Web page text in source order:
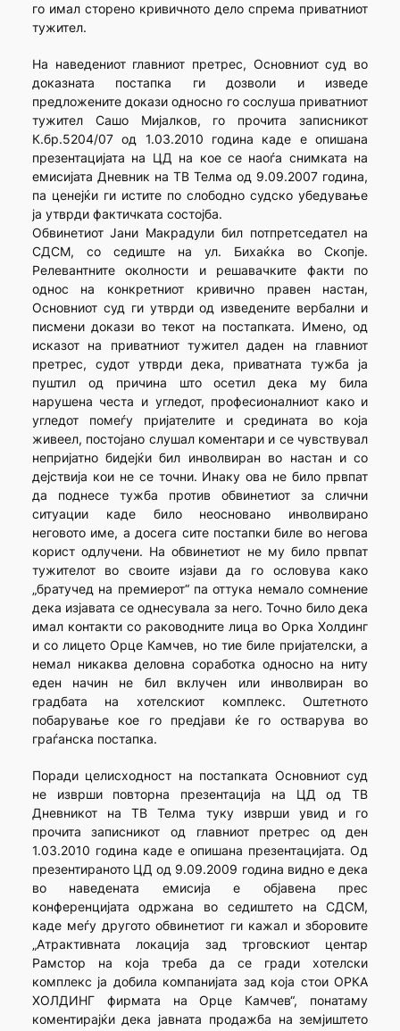
го имал сторено кривичното дело спрема приватниот
тужител.
На наведениот главниот претрес, Основниот суд во
доказната постапка ги дозволи и изведе
предложените докази односно го сослуша приватниот
тужител Сашо Мијалков, го прочита записникот
К.бр.5204/07 од 1.03.2010 година каде е опишана
презентацијата на ЦД на кое се наоѓа снимката на
емисијата Дневник на ТВ Телма од 9.09.2007 година,
па ценејќи ги истите по слободно судско убедување
ја утврди фактичката состојба.
Обвинетиот Јани Макрадули бил потпретседател на
СДСМ, со седиште на ул. Бихаќка во Скопје.
Релевантните околности и решавачките факти по
однос на конкретниот кривично правен настан,
Основниот суд ги утврди од изведените вербални и
писмени докази во текот на постапката. Имено, од
исказот на приватниот тужител даден на главниот
претрес, судот утврди дека, приватната тужба ја
пуштил од причина што осетил дека му била
нарушена честа и угледот, професионалниот како и
угледот помеѓу пријателите и средината во која
живеел, постојано слушал коментари и се чувствувал
непријатно бидејќи бил инволвиран во настан и со
дејствија кои не се точни. Инаку ова не било првпат
да поднесе тужба против обвинетиот за слични
ситуации каде било неосновано инволвирано
неговото име, а досега сите постапки биле во негова
корист одлучени. На обвинетиот не му било првпат
тужителот во своите изјави да го ословува како
„братучед на премиерот“ па оттука немало сомнение
дека изјавата се однесувала за него. Точно било дека
имал контакти со раководните лица во Орка Холдинг
и со лицето Орце Камчев, но тие биле пријателски, а
немал никаква деловна соработка односно на ниту
еден начин не бил вклучен или инволвиран во
градбата на хотелскиот комплекс. Оштетното
побарување кое го предјави ќе го остварува во
граѓанска постапка.
Поради целисходност на постапката Основниот суд
не изврши повторна презентација на ЦД од ТВ
Дневникот на ТВ Телма туку изврши увид и го
прочита записникот од главниот претрес од ден
1.03.2010 година каде е опишана презентацијата. Од
презентираното ЦД од 9.09.2009 година видно е дека
во наведената емисија е објавена прес
конференцијата одржана во седиштето на СДСМ,
каде меѓу другото обвинетиот ги кажал и зборовите
„Атрактивната локација зад трговскиот центар
Рамстор на која треба да се гради хотелски
комплекс ја добила компанијата зад која стои ОРКА
ХОЛДИНГ фирмата на Орце Камчев“, понатаму
коментирајќи дека јавната продажба на земјиштето